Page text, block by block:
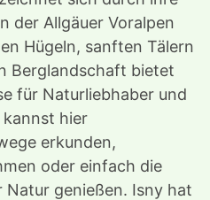
der Allgäuer Voralpen
Hügeln, sanften Tälern
Berglandschaft bietet
für Naturliebhaber und
kannst hier
erkunden,
oder einfach die
Natur genießen. Isny hat